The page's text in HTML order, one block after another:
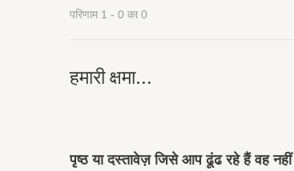
परिणाम 1 - 0 का 0
हमारी क्षमा...
पृष्ठ या दस्तावेज़ जिसे आप ढूंढ रहे हैं वह नहीं